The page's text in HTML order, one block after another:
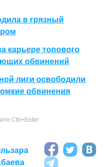
в грязный
карьере топового
обвинений
лиги освободили
обвинения
Ctrl+Enter